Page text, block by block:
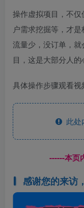
操作虚拟项目，不
户需求挖掘等，才
流量少，没订单，
目，这是大部分人的
具体操作步骤观看视
此处
------本页
感谢您的来访